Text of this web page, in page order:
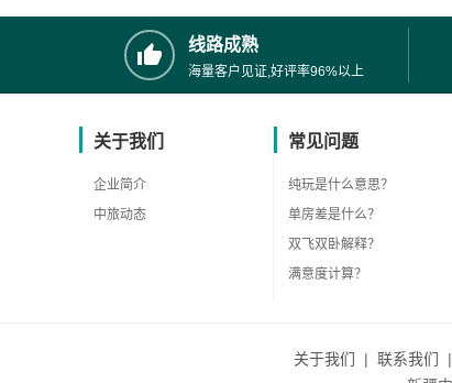
线路成熟
海量客户见证,好评率96%以上
关于我们
企业简介
中旅动态
常见问题
纯玩是什么意思？
单房差是什么？
双飞双卧解释？
满意度计算？
关于我们 | 联系我们 |